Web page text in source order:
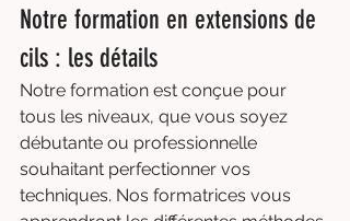
Notre formation en extensions de
cils : les détails
Notre formation est conçue pour
tous les niveaux, que vous soyez
débutante ou professionnelle
souhaitant perfectionner vos
techniques. Nos formatrices vous